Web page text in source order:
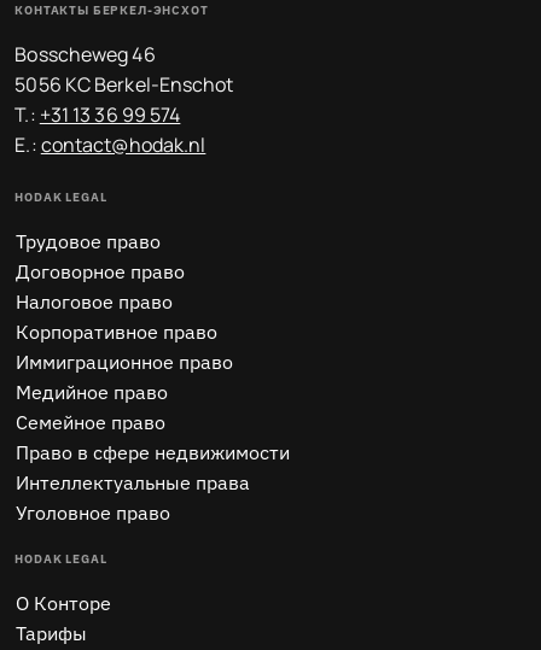
КОНТАКТЫ БЕРКЕЛ-ЭНСХОТ
Bosscheweg 46
5056 KC Berkel-Enschot
T.: +31 13 36 99 574
E.:contact@hodak.nl
HODAK LEGAL
Трудовое право
Договорное право
Налоговое право
Корпоративное право
Иммиграционное право
Медийное право
Семейное право
Право в сфере недвижимости
Интеллектуальные права
Уголовное право
HODAK LEGAL
O Конторе
Тарифы